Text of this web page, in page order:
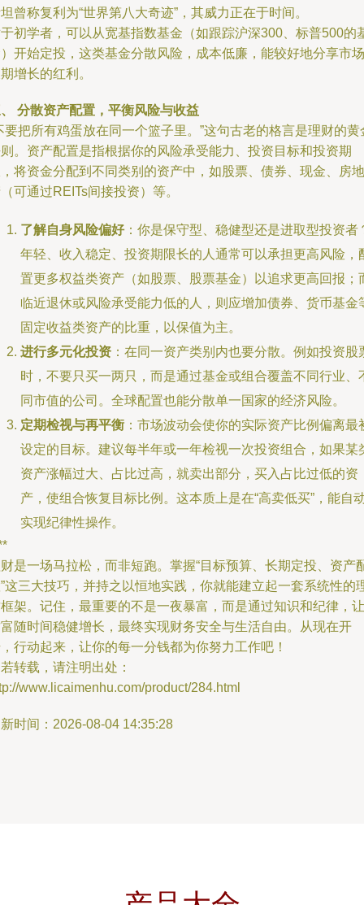
曾称复利为“世界第八大奇迹”，其威力正在于时间。
初学者，可以从宽基指数基金（如跟踪沪深300、标普500的
开始定投，这类基金分散风险，成本低廉，能较好地分享市场
增长的红利。
分散资产配置，平衡风险与收益
要把所有鸡蛋放在同一个篮子里。”这句古老的格言是理财的黄
。资产配置是指根据你的风险承受能力、投资目标和投资期
将资金分配到不同类别的资产中，如股票、债券、现金、房地
可通过REITs间接投资）等。
了解自身风险偏好：你是保守型、稳健型还是进取型投资者
年轻、收入稳定、投资期限长的人通常可以承担更高风险，
置更多权益类资产（如股票、股票基金）以追求更高回报；
临近退休或风险承受能力低的人，则应增加债券、货币基金
固定收益类资产的比重，以保值为主。
进行多元化投资 ：在同一资产类别内也要分散。例如投资股
时，不要只买一两只，而是通过基金或组合覆盖不同行业、
同市值的公司。全球配置也能分散单一国家的经济风险。
定期检视与再平衡 ：市场波动会使你的实际资产比例偏离最
设定的目标。建议每半年或一年检视一次投资组合，如果某
资产涨幅过大、占比过高，就卖出部分，买入占比过低的资
产，使组合恢复目标比例。这本质上是在“高卖低买”，能自
实现纪律性操作。
是一场马拉松，而非短跑。掌握“目标预算、长期定投、资产
这三大技巧，并持之以恒地实践，你就能建立起一套系统性的
架。记住，最重要的不是一夜暴富，而是通过知识和纪律，让
随时间稳健增长，最终实现财务安全与生活自由。从现在开
行动起来，让你的每一分钱都为你努力工作吧！
转载，请注明出处：
www.licaimenhu.com/product/284.html
时间：2026-08-04 14:35:28